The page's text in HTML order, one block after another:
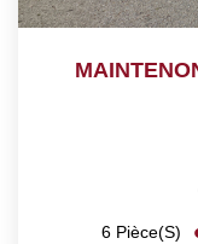
6 Pièce(s)